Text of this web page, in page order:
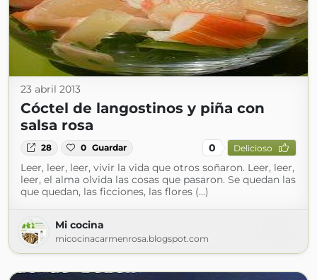
23 abril 2013
Cóctel de langostinos y piña con
salsa rosa
28 0 Guardar 0 Delicioso
Leer, leer, leer, vivir la vida que otros soñaron. Leer, leer,
leer, el alma olvida las cosas que pasaron. Se quedan las
que quedan, las ficciones, las flores (...)
Mi cocina
micocinacarmenrosa.blogspot.com